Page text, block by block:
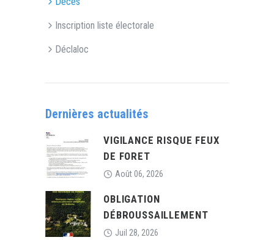
Inscription liste électorale
Déclaloc
Dernières actualités
VIGILANCE RISQUE FEUX
DE FORET
Août 06, 2026
OBLIGATION
DÉBROUSSAILLEMENT
Juil 28, 2026